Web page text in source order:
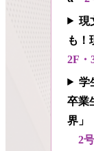
現
も
2F・
学
卒業
界」
2